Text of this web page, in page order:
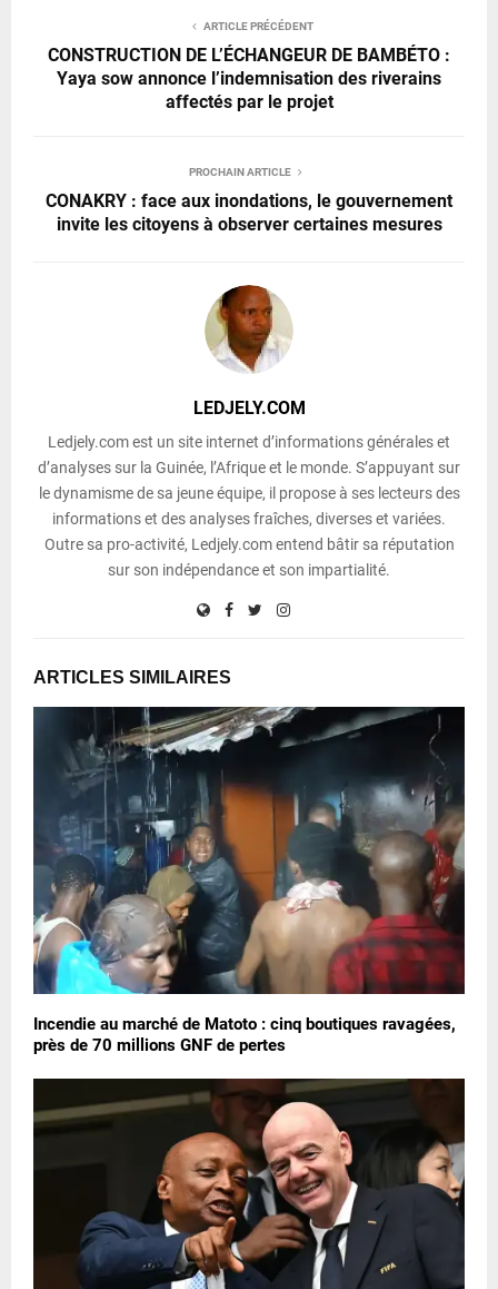
ARTICLE PRÉCÉDENT
CONSTRUCTION DE L’ÉCHANGEUR DE BAMBÉTO :
Yaya sow annonce l’indemnisation des riverains
affectés par le projet
PROCHAIN ARTICLE
CONAKRY : face aux inondations, le gouvernement
invite les citoyens à observer certaines mesures
LEDJELY.COM
Ledjely.com est un site internet d’informations générales et
d’analyses sur la Guinée, l’Afrique et le monde. S’appuyant sur
le dynamisme de sa jeune équipe, il propose à ses lecteurs des
informations et des analyses fraîches, diverses et variées.
Outre sa pro-activité, Ledjely.com entend bâtir sa réputation
sur son indépendance et son impartialité.
ARTICLES SIMILAIRES
Incendie au marché de Matoto : cinq boutiques ravagées,
près de 70 millions GNF de pertes